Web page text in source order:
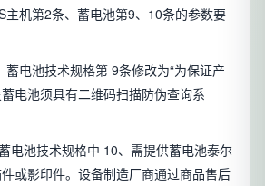
主机第2条、蓄电池第9、10条的参数要
蓄电池技术规格第 9条修改为“为保证产
电池须具有二维码扫描防伪查询系
电池技术规格中 10、需提供蓄电池泰尔
或影印件。设备制造厂商通过商品售后